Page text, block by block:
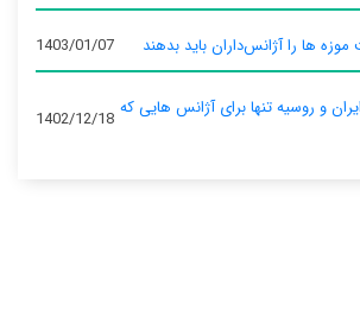
ها را آژانس‌داران باید بدهند 1403/01/07
و روسیه تنها برای آژانس‌ هایی که 1402/12/18